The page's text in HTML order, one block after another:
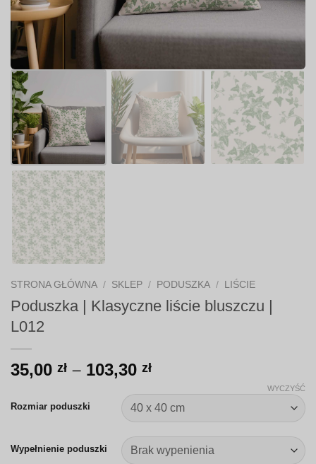
STRONA GŁÓWNA / SKLEP / PODUSZKA / LIŚCIE
Poduszka | Klasyczne liście bluszczu |
L012
35,00 zł – 103,30 złZakres
od
35,00 zł
do
103,30 zł
Rozmiar poduszki
Wypełnienie poduszki
WYCZYŚĆ